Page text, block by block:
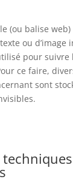
(ou balise web)
ou d’image
pour suivre
ce faire,
sont